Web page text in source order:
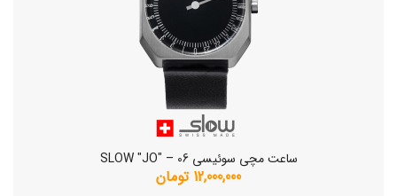
ساعت مچی سوئیسی SLOW "JO" – 06
12,000,000 تومان